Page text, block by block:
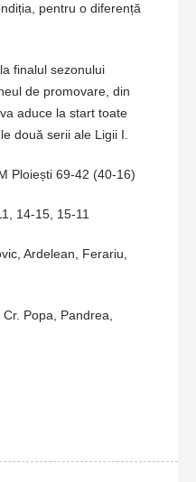
pentru o diferență
finalul sezonului
de promovare, din
aduce la start toate
două serii ale Ligii I.
Ploiești 69-42 (40-16)
14-15, 15-11
Ardelean, Ferariu,
Popa, Pandrea,